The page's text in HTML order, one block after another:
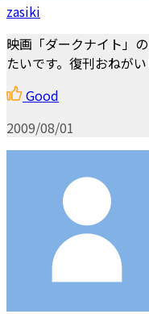
zasiki
映画「ダークナイト」
たいです。復刊おねがい
Good
2009/08/01